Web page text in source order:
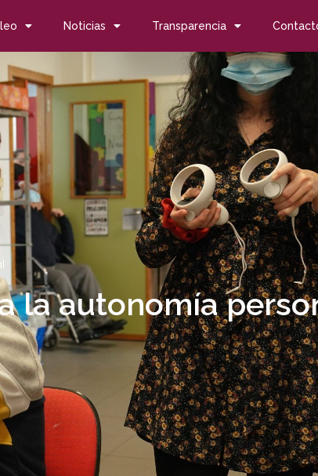
Noticias Transparencia
la autonomía